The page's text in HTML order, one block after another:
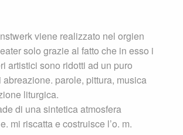
viene realizzato nel orgien
solo grazie al fatto che in esso i
artistici sono ridotti ad un puro
abreazione. parole, pittura, musica
liturgica.
di una sintetica atmosfera
mi riscatta e costruisce l’o. m.